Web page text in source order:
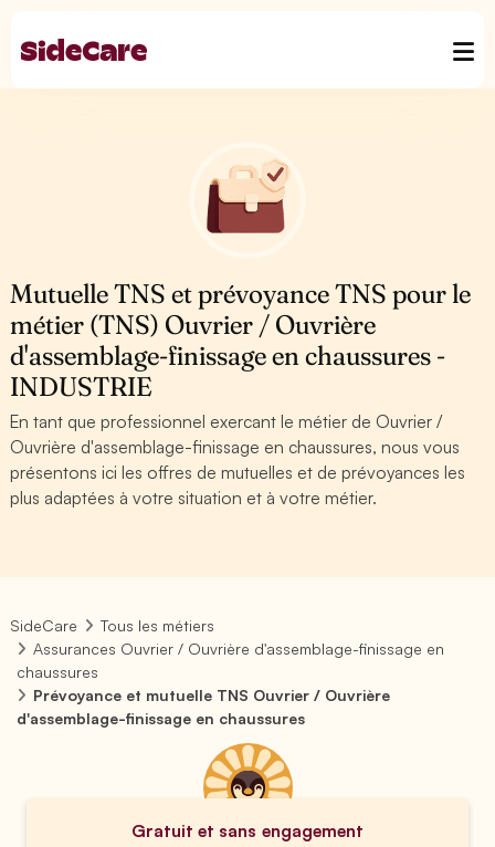
Mutuelle TNS et prévoyance TNS pour le
métier (TNS) Ouvrier / Ouvrière
d'assemblage-finissage en chaussures -
INDUSTRIE
En tant que professionnel exercant le métier de Ouvrier /
Ouvrière d'assemblage-finissage en chaussures, nous vous
présentons ici les offres de mutuelles et de prévoyances les
plus adaptées à votre situation et à votre métier.
SideCare
Tous les métiers
Assurances Ouvrier / Ouvrière d'assemblage-finissage en
chaussures
Prévoyance et mutuelle TNS Ouvrier / Ouvrière
d'assemblage-finissage en chaussures
Gratuit et sans engagement